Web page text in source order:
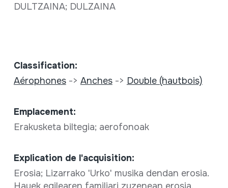
DULTZAINA; DULZAINA
Classification:
Aérophones-> Anches-> Double (hautbois)
Emplacement:
Erakusketa biltegia; aerofonoak
Explication de l'acquisition:
Erosia; Lizarrako 'Urko' musika dendan erosia.